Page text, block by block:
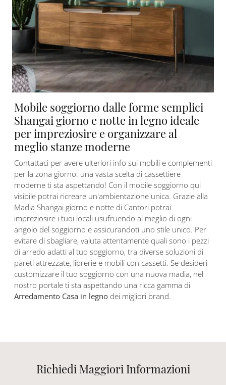
Mobile soggiorno dalle forme semplici
Shangai giorno e notte in legno ideale
per impreziosire e organizzare al
meglio stanze moderne
Contattaci per avere ulteriori info sui mobili e complementi
per la zona giorno: una vasta scelta di cassettiere
moderne ti sta aspettando! Con il mobile soggiorno qui
visibile potrai ricreare un'ambientazione unica. Grazie alla
Madia Shangai giorno e notte di Cantori potrai
impreziosire i tuoi locali usufruendo al meglio di ogni
angolo del soggiorno e assicurandoti uno stile unico. Per
evitare di sbagliare, valuta attentamente quali sono i pezzi
di arredo adatti al tuo soggiorno, tra diverse soluzioni di
pareti attrezzate, librerie e mobili con cassetti. Se desideri
customizzare il tuo soggiorno con una nuova madia, nel
nostro portale ti sta aspettando una ricca gamma di
Arredamento Casa in legno dei migliori brand.
Richiedi Maggiori Informazioni